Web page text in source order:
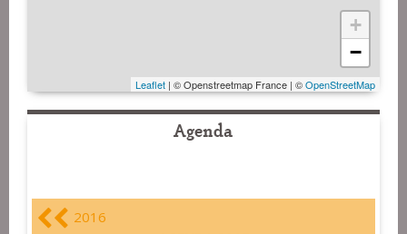
+
−
Leaflet | © Openstreetmap France | ©OpenStreetMap
Agenda
2016